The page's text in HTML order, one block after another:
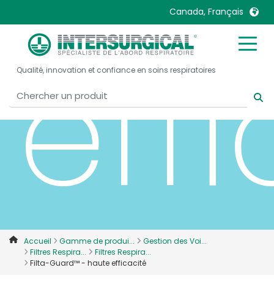
Canada, Français
United Kingdom
United States
Australia
Belgique, Français
Denmark
Deutschland
Italia
Malaysia
Nederlands
Qualité, innovation et confiance en soins respiratoires
Accueil Gamme de produi...
Gestion des Voi...
Filtres Respira...
Filtres Respira...
Filta-Guard™ - haute efficacité